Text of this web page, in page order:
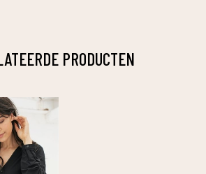
PRODUCTEN